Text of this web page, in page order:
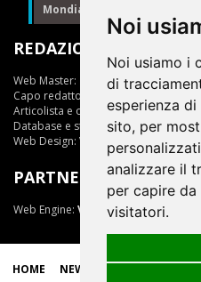
Noi
Noi usiamo i
di
esperienza
sito, per
analizzare il
per capire
visitatori.
Mondiale Formula E
REDAZIONE
Web Master:
Ing.Daniele
Capo redattore:
Articolista e opinionista:Giuseppe
Database e statistiche:Marcella
Web Design: Vittorio Arena
PARTNER
Web Engine: ViDa 3.0
HOME NEWS